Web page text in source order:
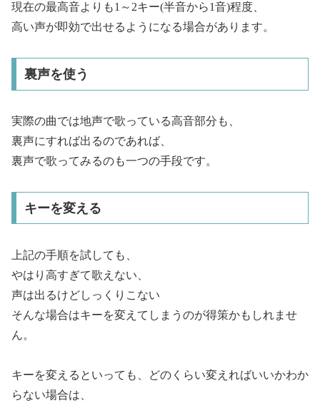
現在の最高音よりも1～2キー(半音から1音)程度、
高い声が即効で出せるようになる場合があります。
裏声を使う
実際の曲では地声で歌っている高音部分も、
裏声にすれば出るのであれば、
裏声で歌ってみるのも一つの手段です。
キーを変える
上記の手順を試しても、
やはり高すぎて歌えない、
声は出るけどしっくりこない
そんな場合はキーを変えてしまうのが得策かもしれませ
ん。
キーを変えるといっても、どのくらい変えればいいかわか
らない場合は、